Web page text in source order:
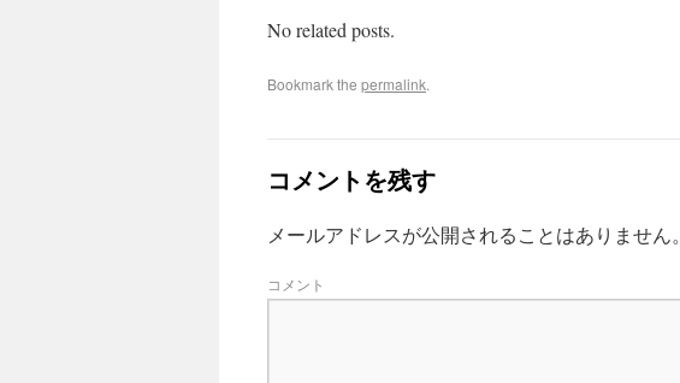
No related posts.
Bookmark the permalink.
コメントを残す
メールアドレスが公開されることはありません。
コメント